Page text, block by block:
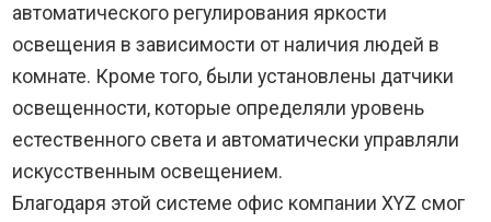
автоматического регулирования яркости
освещения в зависимости от наличия людей в
комнате. Кроме того, были установлены датчики
освещенности, которые определяли уровень
естественного света и автоматически управляли
искусственным освещением.
Благодаря этой системе офис компании XYZ смог